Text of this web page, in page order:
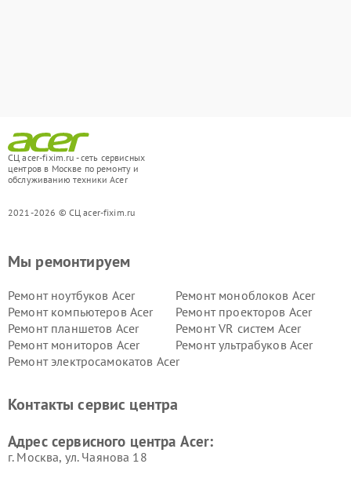
СЦ acer-fixim.ru - сеть сервисных
центров в Москве по ремонту и
обслуживанию техники Acer
2021-2026 © СЦ acer-fixim.ru
Мы ремонтируем
Ремонт ноутбуков Acer
Ремонт моноблоков Acer
Ремонт компьютеров Acer
Ремонт проекторов Acer
Ремонт планшетов Acer
Ремонт VR систем Acer
Ремонт мониторов Acer
Ремонт ультрабуков Acer
Ремонт электросамокатов Acer
Контакты сервис центра
Адрес сервисного центра Acer:
г. Москва, ул. Чаянова 18